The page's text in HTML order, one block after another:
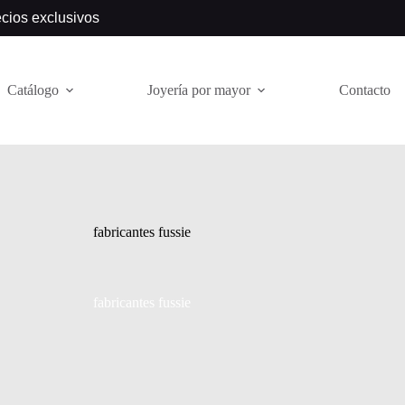
exclusivos
Catálogo Joyería por mayor Contacto
fabricantes fussie